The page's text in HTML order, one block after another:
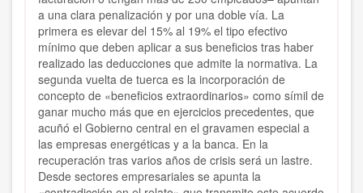
a una clara penalización y por una doble vía. La
primera es elevar del 15% al 19% el tipo efectivo
mínimo que deben aplicar a sus beneficios tras haber
realizado las deducciones que admite la normativa. La
segunda vuelta de tuerca es la incorporación de
concepto de «beneficios extraordinarios» como símil de
ganar mucho más que en ejercicios precedentes, que
acuñó el Gobierno central en el gravamen especial a
las empresas energéticas y a la banca. En la
recuperación tras varios años de crisis será un lastre.
Desde sectores empresariales se apunta la